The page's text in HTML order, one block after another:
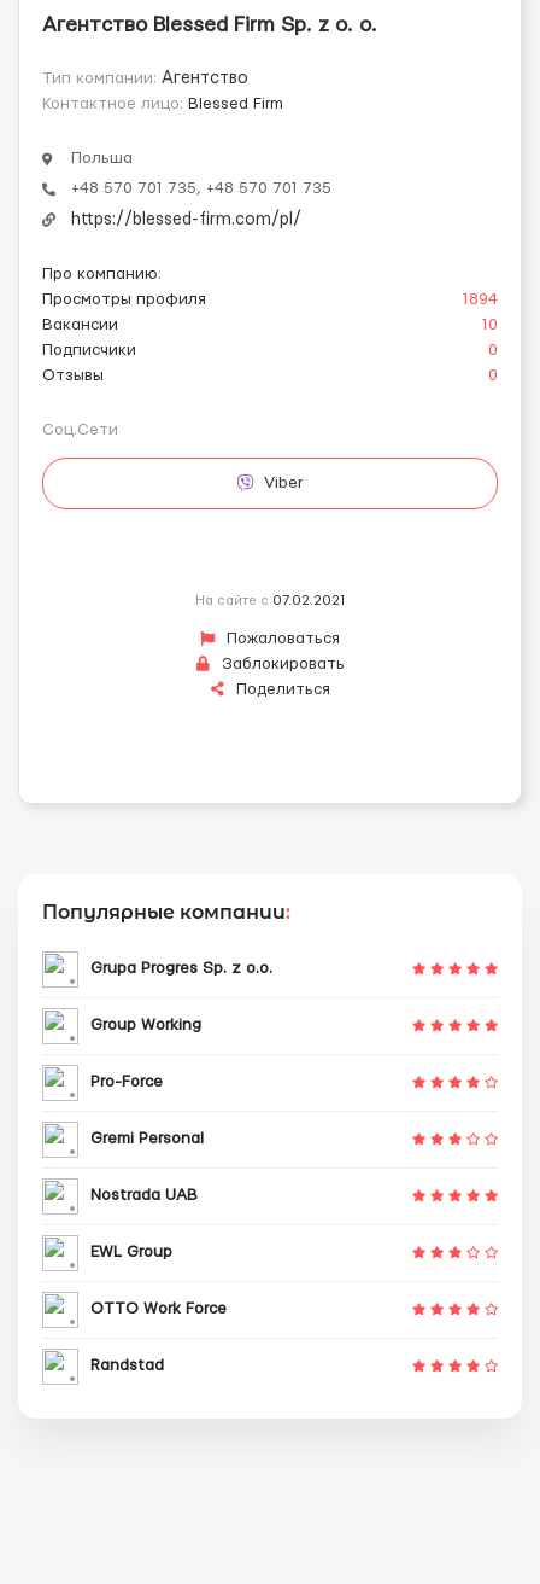
Агентство Blessed Firm Sp. z o. o.
Тип компании: Агентство
Контактное лицо: Blessed Firm
Польша
+48 570 701 735, +48 570 701 735
https://blessed-firm.com/pl/
Про компанию:
Просмотры профиля
1894
Вакансии
10
Подписчики
0
Отзывы
0
Соц.Сети
Viber
На сайте с 07.02.2021
Пожаловаться
Заблокировать
Поделиться
Популярные компании:
Grupa Progres Sp. z o.o.
Group Working
Pro-Force
Gremi Personal
Nostrada UAB
EWL Group
OTTO Work Force
Randstad